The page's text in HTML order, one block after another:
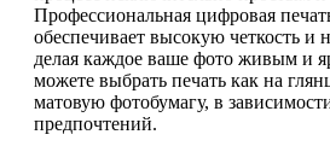
Профессиональная цифровая
обеспечивает высокую четкость и
делая каждое ваше фото живым и
можете выбрать печать как на
матовую фотобумагу, в
предпочтений.